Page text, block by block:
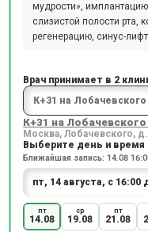
мудрости»,
слизистой полости рта,
регенерацию, синус-
Врач принимает в 2
К+31 на Лобачевского
Москва, Лобачевского, д.
Выберите день и время
Ближайшая запись: 14.08
пт
14.08
ср
19.08
пт
21.08